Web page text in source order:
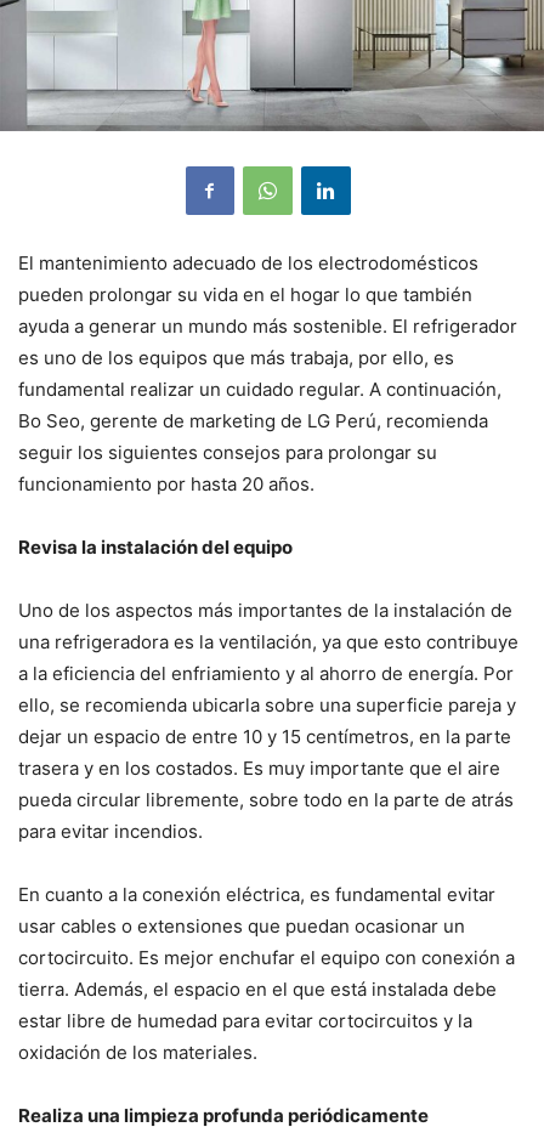
El mantenimiento adecuado de los electrodomésticos
pueden prolongar su vida en el hogar lo que también
ayuda a generar un mundo más sostenible. El refrigerador
es uno de los equipos que más trabaja, por ello, es
fundamental realizar un cuidado regular. A continuación,
Bo Seo, gerente de marketing de LG Perú, recomienda
seguir los siguientes consejos para prolongar su
funcionamiento por hasta 20 años.
Revisa la instalación del equipo
Uno de los aspectos más importantes de la instalación de
una refrigeradora es la ventilación, ya que esto contribuye
a la eficiencia del enfriamiento y al ahorro de energía. Por
ello, se recomienda ubicarla sobre una superficie pareja y
dejar un espacio de entre 10 y 15 centímetros, en la parte
trasera y en los costados. Es muy importante que el aire
pueda circular libremente, sobre todo en la parte de atrás
para evitar incendios.
En cuanto a la conexión eléctrica, es fundamental evitar
usar cables o extensiones que puedan ocasionar un
cortocircuito. Es mejor enchufar el equipo con conexión a
tierra. Además, el espacio en el que está instalada debe
estar libre de humedad para evitar cortocircuitos y la
oxidación de los materiales.
Realiza una limpieza profunda periódicamente